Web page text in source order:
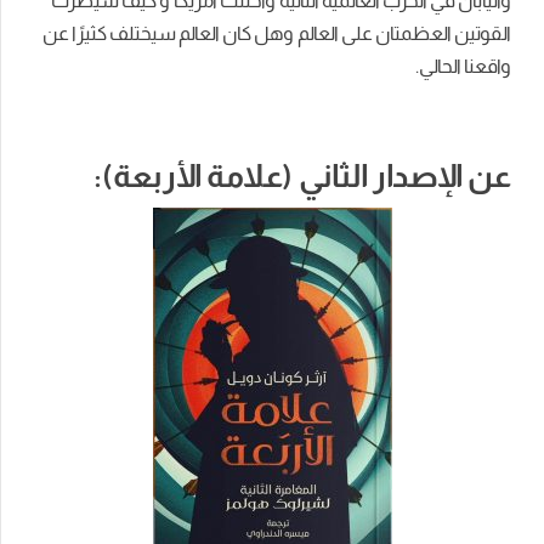
القوتين العظمتان على العالم وهل كان العالم سيختلف كثيرًا عن
واقعنا الحالي.
عن الإصدار الثاني (علامة الأربعة):